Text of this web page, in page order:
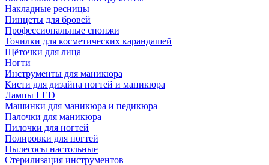
Накладные ресницы
Пинцеты для бровей
Профессиональные спонжи
Точилки для косметических карандашей
Щёточки для лица
Ногти
Инструменты для маникюра
Кисти для дизайна ногтей и маникюра
Лампы LED
Машинки для маникюра и педикюра
Палочки для маникюра
Пилочки для ногтей
Полировки для ногтей
Пылесосы настольные
Стерилизация инструментов